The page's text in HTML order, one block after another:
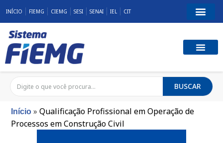
INÍCIO FIEMG CIEMG SESI SENAI IEL CIT
BUSCAR
Início »Qualificação Profissional em Operação de
Processos em Construção Civil